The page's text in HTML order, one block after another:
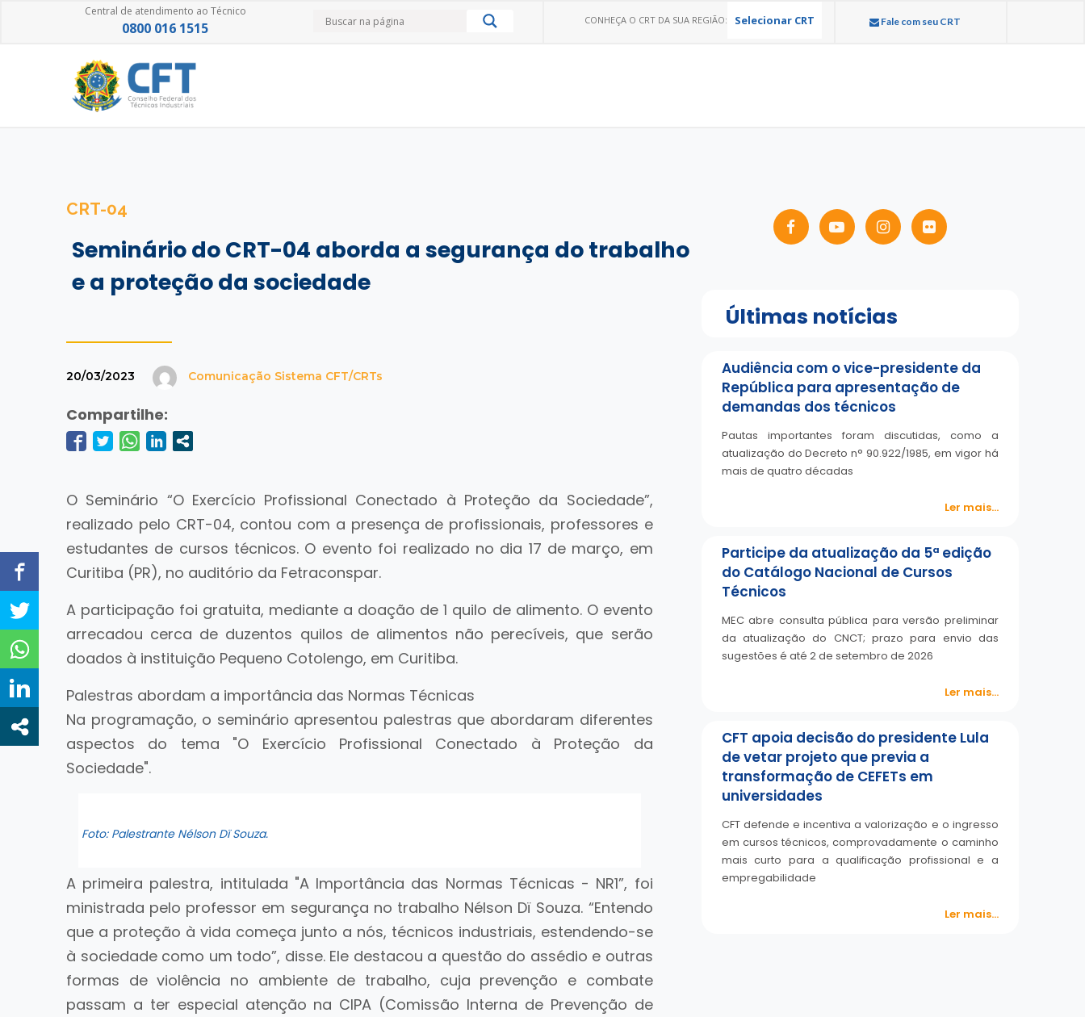
Central de atendimento ao Técnico
0800 016 1515 CONHEÇA O CRT DA SUA REGIÃO: Selecionar CRT Fale com seu CRT
CRT-04
Seminário do CRT-04 aborda a segurança do trabalho
e a proteção da sociedade
20/03/2023 Comunicação Sistema CFT/CRTs
Compartilhe:
O Seminário “O Exercício Profissional Conectado à Proteção da Sociedade”,
realizado pelo CRT-04, contou com a presença de profissionais, professores e
estudantes de cursos técnicos. O evento foi realizado no dia 17 de março, em
Curitiba (PR), no auditório da Fetraconspar.
A participação foi gratuita, mediante a doação de 1 quilo de alimento. O evento
arrecadou cerca de duzentos quilos de alimentos não perecíveis, que serão
doados à instituição Pequeno Cotolengo, em Curitiba.
Palestras abordam a importância das Normas Técnicas
Na programação, o seminário apresentou palestras que abordaram diferentes
aspectos do tema "O Exercício Profissional Conectado à Proteção da
Sociedade".
Foto: Palestrante Nélson Dï Souza.
A primeira palestra, intitulada "A Importância das Normas Técnicas - NR1”, foi
ministrada pelo professor em segurança no trabalho Nélson Dï Souza. “Entendo
que a proteção à vida começa junto a nós, técnicos industriais, estendendo-se
à sociedade como um todo”, disse. Ele destacou a questão do assédio e outras
formas de violência no ambiente de trabalho, cuja prevenção e combate
passam a ter especial atenção na CIPA (Comissão Interna de Prevenção de
Últimas notícias
Audiência com o vice-presidente da
República para apresentação de
demandas dos técnicos
Pautas importantes foram discutidas, como a
atualização do Decreto n° 90.922/1985, em vigor há
mais de quatro décadas
Ler mais...
Participe da atualização da 5ª edição
do Catálogo Nacional de Cursos
Técnicos
MEC abre consulta pública para versão preliminar
da atualização do CNCT; prazo para envio das
sugestões é até 2 de setembro de 2026
Ler mais...
CFT apoia decisão do presidente Lula
de vetar projeto que previa a
transformação de CEFETs em
universidades
CFT defende e incentiva a valorização e o ingresso
em cursos técnicos, comprovadamente o caminho
mais curto para a qualificação profissional e a
empregabilidade
Ler mais...